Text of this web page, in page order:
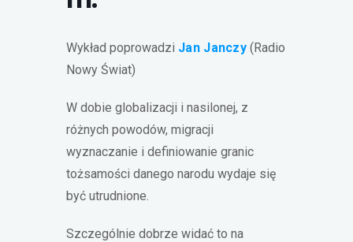
Wykład poprowadzi Jan Janczy (Radio
Nowy Świat)
W dobie globalizacji i nasilonej, z
różnych powodów, migracji
wyznaczanie i definiowanie granic
tożsamości danego narodu wydaje się
być utrudnione.
Szczególnie dobrze widać to na